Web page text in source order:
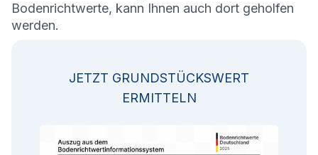
Bodenrichtwerte, kann Ihnen auch dort geholfen
werden.
JETZT GRUNDSTÜCKSWERT
ERMITTELN